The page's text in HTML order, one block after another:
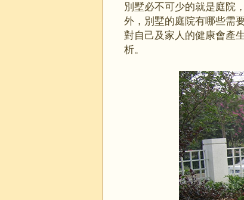
別墅必不可少的就是庭院
外，別墅的庭院有哪些需
對自己及家人的健康會產
析。